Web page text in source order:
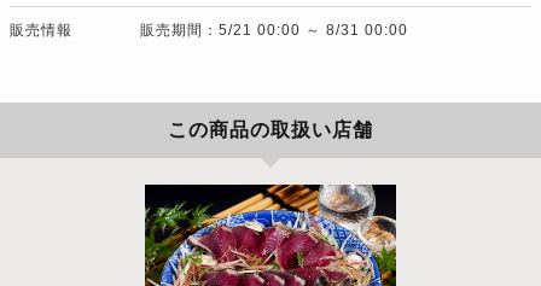
販売情報 販売期間：5/21 00:00 ～ 8/31 00:00
この商品の取扱い店舗